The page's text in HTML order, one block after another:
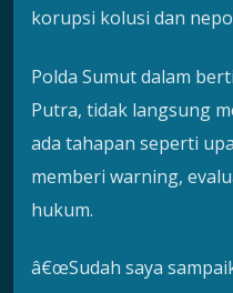
korupsi kolusi dan
Polda Sumut dalam
Putra, tidak langsung
ada tahapan seperti
memberi warning,
hukum.
â€œSudah saya